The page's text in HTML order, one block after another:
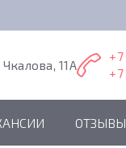
11А
ОТЗЫВЫ